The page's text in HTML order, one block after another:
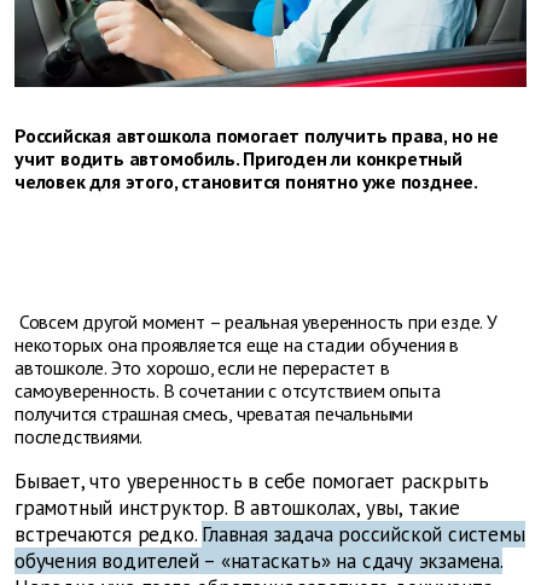
Российская автошкола помогает получить права, но не
учит водить автомобиль. Пригоден ли конкретный
человек для этого, становится понятно уже позднее.
Совсем другой момент – реальная уверенность при езде. У
некоторых она проявляется еще на стадии обучения в
автошколе. Это хорошо, если не перерастет в
самоуверенность. В сочетании с отсутствием опыта
получится страшная смесь, чреватая печальными
последствиями.
Бывает, что уверенность в себе помогает раскрыть
грамотный инструктор. В автошколах, увы, такие
встречаются редко. Главная задача российской системы
обучения водителей – «натаскать» на сдачу экзамена.